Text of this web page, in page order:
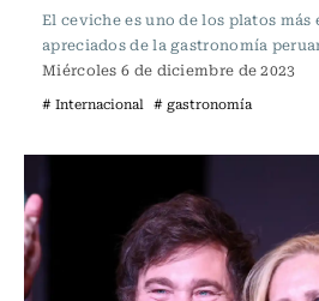
El ceviche es uno de los platos
apreciados de la gastronomía
Miércoles 6 de diciembre de 2023
# Internacional # gastronomía